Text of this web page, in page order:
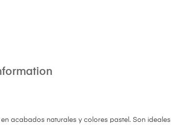
acabados naturales y colores pastel. Son ideales